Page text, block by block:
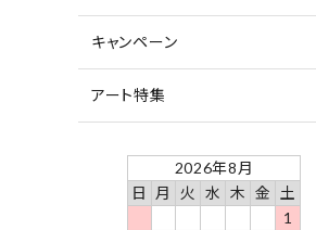
キャンペーン
アート特集
2026年8月
日
月 火 水 木 金
土
1